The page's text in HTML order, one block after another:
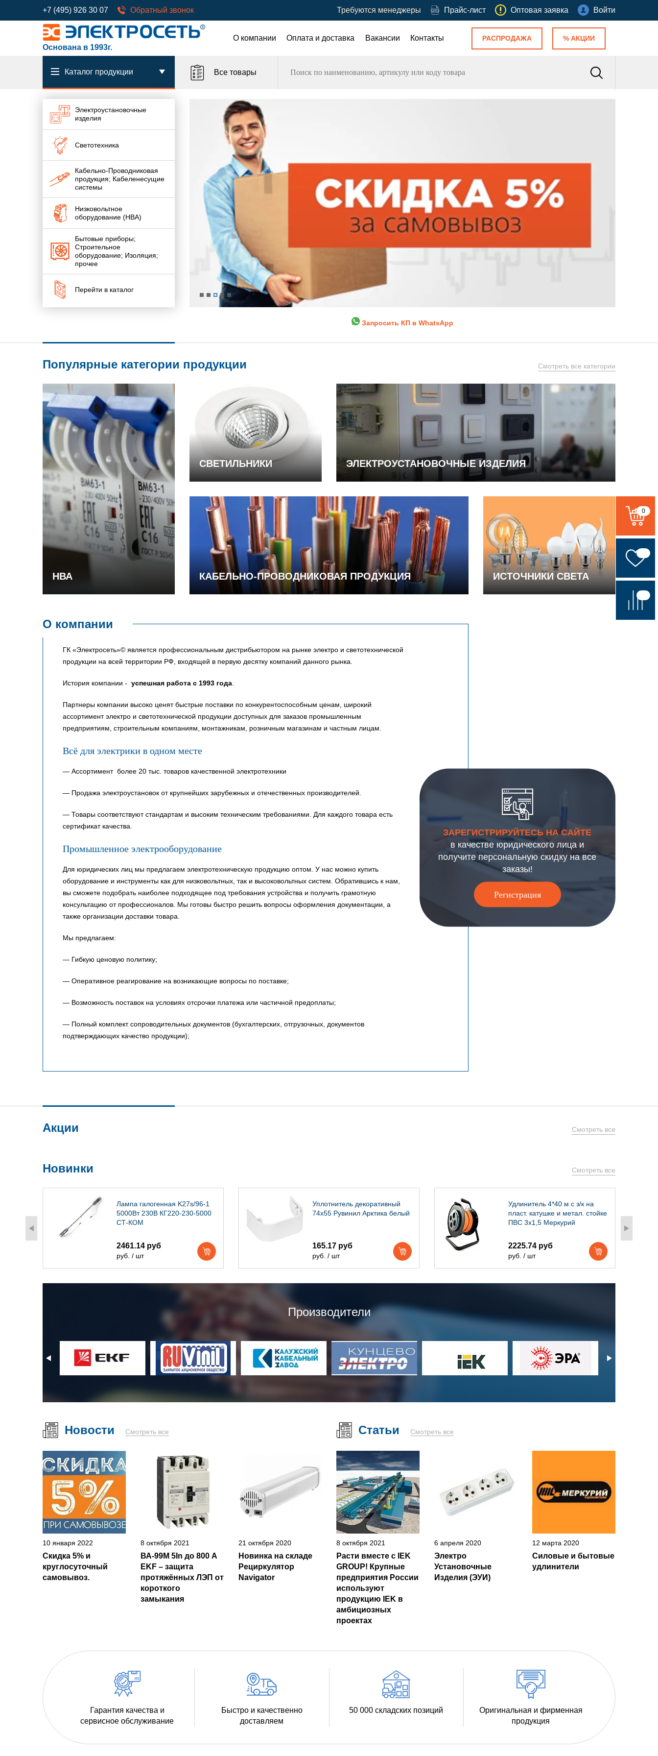
+7 (495) 926 30 07 Обратный звонок Требуются менеджеры Прайс-лист Оптовая заявка Войти
Основана в 1993г.
О компании Оплата и доставка Вакансии Контакты РАСПРОДАЖА % АКЦИИ
Каталог продукции Все товары
Электроустановочные
изделия
Светотехника
Кабельно-Проводниковая
продукция; Кабеленесущие
системы
Низковольтное
оборудование (НВА)
Бытовые приборы;
Строительное
оборудование; Изоляция;
прочее
Перейти в каталог
Запросить КП в WhatsApp
Популярные категории продукции Смотреть все категории
НВА
СВЕТИЛЬНИКИ ЭЛЕКТРОУСТАНОВОЧНЫЕ ИЗДЕЛИЯ
КАБЕЛЬНО-ПРОВОДНИКОВАЯ ПРОДУКЦИЯ ИСТОЧНИКИ СВЕТА
О компании
ГК «Электросеть»© является профессиональным дистрибьютором на рынке электро и светотехнической
продукции на всей территории РФ, входящей в первую десятку компаний данного рынка.
История компании - успешная работа с 1993 года
Партнеры компании высоко ценят быстрые поставки по конкурентоспособным ценам, широкий
ассортимент электро и светотехнической продукции доступных для заказов промышленным
предприятиям, строительным компаниям, монтажникам, розничным магазинам и частным лицам.
Всё для электрики в одном месте
— Ассортимент более 20 тыс. товаров качественной электротехники
— Продажа электроустановок от крупнейших зарубежных и отечественных производителей.
— Товары соответствуют стандартам и высоким техническим требованиями. Для каждого товара есть
сертификат качества.
Промышленное электрооборудование
Для юридических лиц мы предлагаем электротехническую продукцию оптом. У нас можно купить
оборудование и инструменты как для низковольтных, так и высоковольтных систем. Обратившись к нам,
вы сможете подобрать наиболее подходящее под требования устройства и получить грамотную
консультацию от профессионалов. Мы готовы быстро решить вопросы оформления документации, а
также организации доставки товара.
Мы предлагаем:
— Гибкую ценовую политику;
— Оперативное реагирование на возникающие вопросы по поставке;
— Возможность поставок на условиях отсрочки платежа или частичной предоплаты;
— Полный комплект сопроводительных документов (бухгалтерских, отгрузочных, документов
подтверждающих качество продукции);
ЗАРЕГИСТРИРУЙТЕСЬ НА САЙТЕ
в качестве юридического лица и
получите персональную скидку на все
заказы!
Регистрация
Акции Смотреть все
Новинки Смотреть все
Лампа галогенная K27s/96-1
5000Вт 230В КГ220-230-5000
СТ-КОМ
2461.14 руб
руб. / шт
Уплотнитель декоративный
74х55 Рувинил Арктика белый
165.17 руб
руб. / шт
Удлинитель 4*40 м с з/к на
пласт. катушке и метал. стойке
ПВС 3х1,5 Меркурий
2225.74 руб
руб. / шт
Производители
Новости Смотреть все
10 января 2022
Скидка 5% и
круглосуточный
самовывоз.
8 октября 2021
ВА-99М 5In до 800 А
EKF – защита
протяжённых ЛЭП от
короткого
замыкания
21 октября 2020
Новинка на складе
Рециркулятор
Navigator
Статьи Смотреть все
8 октября 2021
Расти вместе с IEK
GROUP! Крупные
предприятия России
используют
продукцию IEK в
амбициозных
проектах
6 апреля 2020
Электро
Установочные
Изделия (ЭУИ)
12 марта 2020
Силовые и бытовые
удлинители
Гарантия качества и
сервисное обслуживание
Быстро и качественно
доставляем
50 000 складских позиций
Оригинальная и фирменная
продукция
0